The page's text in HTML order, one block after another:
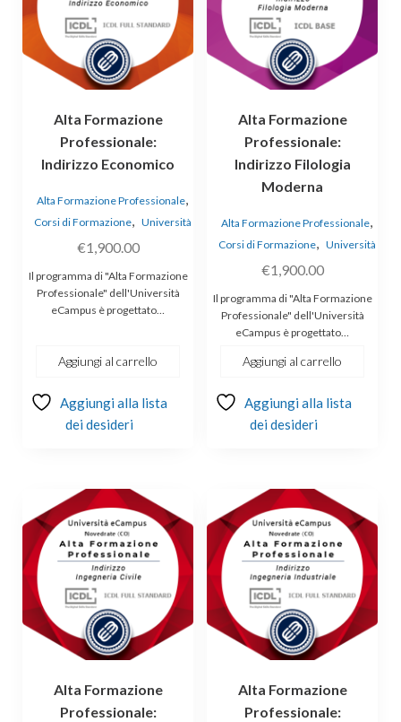
Alta Formazione
Professionale:
Indirizzo Economico
Alta Formazione Professionale,
Corsi di Formazione, Università
€1,900.00
Il programma di "Alta Formazione
Professionale" dell'Università
eCampus è progettato…
Aggiungi al carrello
Aggiungi alla lista
dei desideri
Alta Formazione
Professionale:
Indirizzo Filologia
Moderna
Alta Formazione Professionale,
Corsi di Formazione, Università
€1,900.00
Il programma di "Alta Formazione
Professionale" dell'Università
eCampus è progettato…
Aggiungi al carrello
Aggiungi alla lista
dei desideri
Alta Formazione
Professionale:
Alta Formazione
Professionale: